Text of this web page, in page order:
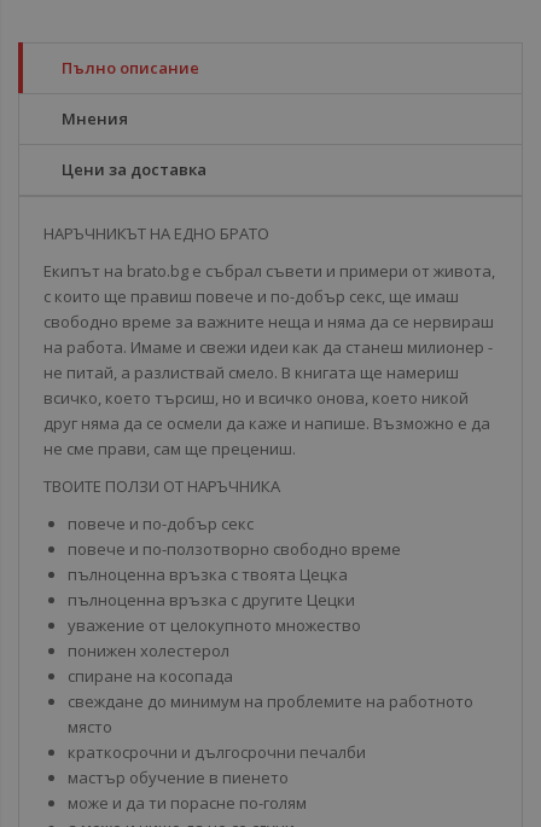
Пълно описание
Мнения
Цени за доставка
НАРЪЧНИКЪТ НА ЕДНО БРАТО
Екипът на brato.bg е събрал съвети и примери от живота,
с които ще правиш повече и по-добър секс, ще имаш
свободно време за важните неща и няма да се нервираш
на работа. Имаме и свежи идеи как да станеш милионер -
не питай, а разлиствай смело. В книгата ще намериш
всичко, което търсиш, но и всичко онова, което никой
друг няма да се осмели да каже и напише. Възможно е да
не сме прави, сам ще прецениш.
ТВОИТЕ ПОЛЗИ ОТ НАРЪЧНИКA
повече и по-добър секс
повече и по-ползотворно свободно време
пълноценна връзка с твоята Цецка
пълноценна връзка с другите Цецки
уважение от целокупното множество
понижен холестерол
спиране на косопада
свеждане до минимум на проблемите на работното
място
краткосрочни и дългосрочни печалби
мастър обучение в пиенето
може и да ти порасне по-голям